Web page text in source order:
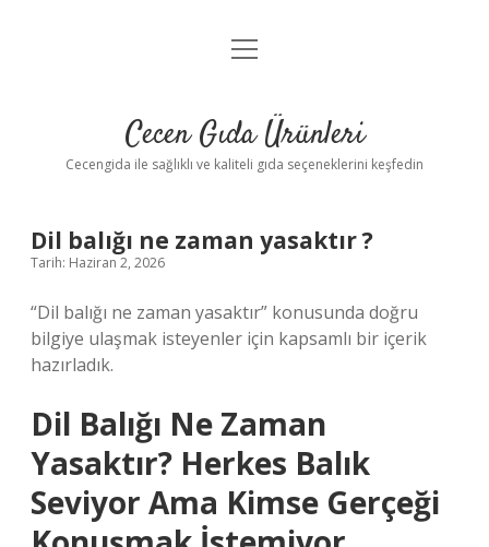
Anasayfa
Yasal Uyarı
menüyü
Cecen Gıda Ürünleri
Cecengida ile sağlıklı ve kaliteli gıda seçeneklerini keşfedin
Dil balığı ne zaman yasaktır ?
Tarih: Haziran 2, 2026
“Dil balığı ne zaman yasaktır” konusunda doğru
bilgiye ulaşmak isteyenler için kapsamlı bir içerik
hazırladık.
Dil Balığı Ne Zaman
Yasaktır? Herkes Balık
Seviyor Ama Kimse Gerçeği